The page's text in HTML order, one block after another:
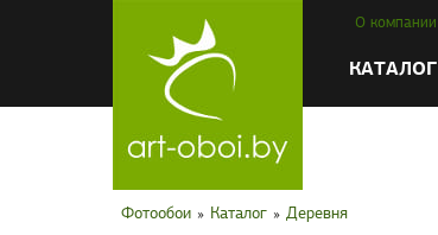
О компании
КАТАЛОГ
Фотообои » Каталог » Деревня